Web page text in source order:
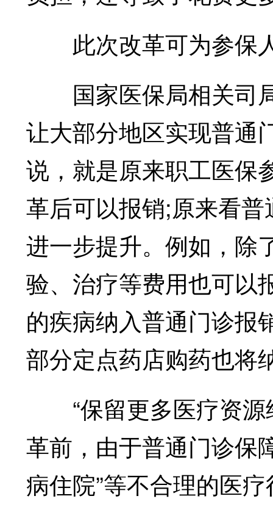
此次改革可为参保
国家医保局相关司
让大部分地区实现普通
说，就是原来职工医保
革后可以报销;原来看
进一步提升。例如，除
验、治疗等费用也可以
的疾病纳入普通门诊报
部分定点药店购药也将
“保留更多医疗资源
革前，由于普通门诊保
病住院”等不合理的医